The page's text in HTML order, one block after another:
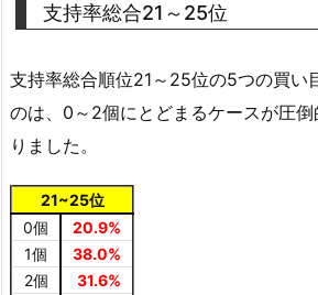
支持率総合21～25位
支持率総合順位21～25位の5つの買い
のは、0～2個にとどまるケースが圧
りました。
21~25位
0個
20.9%
1個
38.0%
2個
31.6%